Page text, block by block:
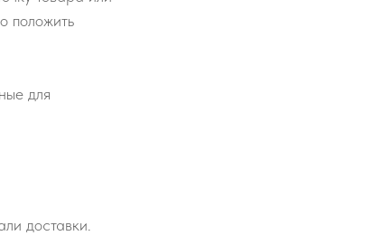
положить
для
доставки.